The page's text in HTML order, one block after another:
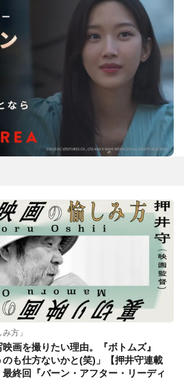
方」
画を撮りたい理由。『ボトムズ』
も仕方ないかと(笑)」【押井守連載
最終回『バーン・アフター・リーディ